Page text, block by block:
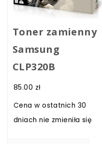
Toner zamienny
Samsung
CLP320B
85.00 zł
Cena w ostatnich 30
dniach nie zmieniła się